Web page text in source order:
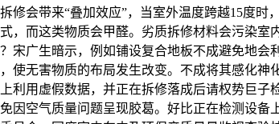
修会带来“叠加效应”，当室外温度跨越15度
，而这类物质会甲醛。劣质拆修材料会污染
广生暗示，例如铺设复合地板不成避免地会
使无害物质的布局发生改变。不成将其感化
利用虚假数据，并正在拆修落成后请权势巨
因空气质量问题呈现胶葛。好比正在检测设